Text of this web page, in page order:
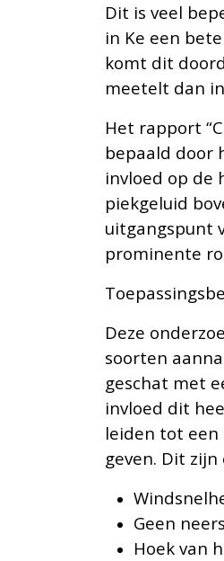
Dit is veel
in Ke een
komt dit
meetelt dan
Het rapport
bepaald door
invloed op de
piekgeluid
uitgangspunt
prominente
Deze
soorten
geschat met
invloed dit
leiden tot
geven. Dit
Geen
Hoek van